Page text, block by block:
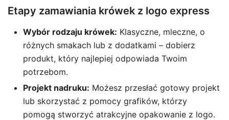
Etapy zamawiania krówek z logo express
Wybór rodzaju krówek: Klasyczne, mleczne, o
różnych smakach lub z dodatkami – dobierz
produkt, który najlepiej odpowiada Twoim
potrzebom.
Projekt nadruku: Możesz przesłać gotowy projekt
lub skorzystać z pomocy grafików, którzy
pomogą stworzyć atrakcyjne opakowanie z logo.